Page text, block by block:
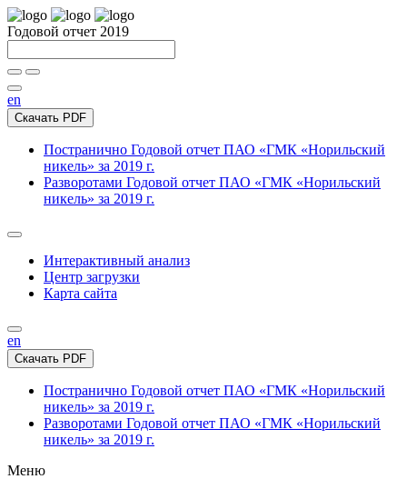
Годовой отчет 2019
en
Скачать PDF
Постранично Годовой отчет ПАО «ГМК «Норильский
никель» за 2019 г.
Разворотами Годовой отчет ПАО «ГМК «Норильский
никель» за 2019 г.
Интерактивный анализ
Центр загрузки
Карта сайта
en
Скачать PDF
Постранично Годовой отчет ПАО «ГМК «Норильский
никель» за 2019 г.
Разворотами Годовой отчет ПАО «ГМК «Норильский
никель» за 2019 г.
Меню